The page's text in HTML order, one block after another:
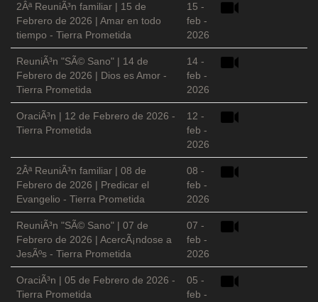
2Âª ReuniÃ³n familiar | 15 de
Febrero de 2026 | Amar en todo
tiempo - Tierra Prometida
15 -
feb -
2026
ReuniÃ³n "SÃ© Sano" | 14 de
Febrero de 2026 | Dios es Amor -
Tierra Prometida
14 -
feb -
2026
OraciÃ³n | 12 de Febrero de 2026 -
Tierra Prometida
12 -
feb -
2026
2Âª ReuniÃ³n familiar | 08 de
Febrero de 2026 | Predicar el
Evangelio - Tierra Prometida
08 -
feb -
2026
ReuniÃ³n "SÃ© Sano" | 07 de
Febrero de 2026 | AcercÃ¡ndose a
JesÃºs - Tierra Prometida
07 -
feb -
2026
OraciÃ³n | 05 de Febrero de 2026 -
Tierra Prometida
05 -
feb -